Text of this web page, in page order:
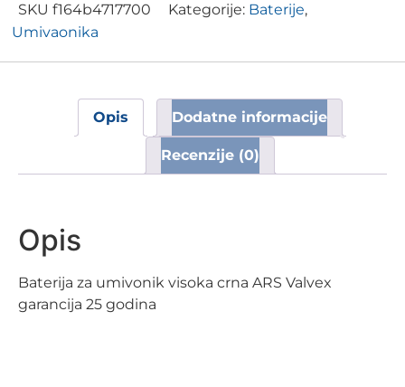
SKU f164b4717700 Kategorije: Baterije,
Umivaonika
Opis Dodatne informacije
Recenzije (0)
Opis
Baterija za umivonik visoka crna ARS Valvex
garancija 25 godina